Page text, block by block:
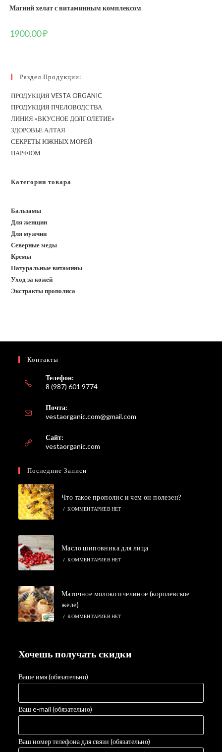
Магний хелат с витаминным комплексом
1900,00₽
Раздел Продукции:
ПРОДУКЦИЯ VESTA ORGANIC
ПРОДУКЦИЯ ПЧЕЛОВОДСТВА
ЛИНИЯ «ВКУСНОЕ ДОЛГОЛЕТИЕ»
ЗДОРОВЬЕ АЛТАЯ
СЕКРЕТЫ ЮЖНЫХ МОРЕЙ
ПАРФЮМ
Категории товара
Бальзамы
Для женщин
Для мужчин
Северные меды
Кремы
Натуральные витамины
Уход за кожей
Экстракты прополиса
Контакты
Телефон:
8 (987) 601 9774
Почта:
vestaorganic.com@gmail.com
Сайт:
vestaorganic.com
Последние Записи
Что такое прополис и чем он полезен?
/ КОММЕНТАРИЕВ НЕТ
Масло шиповника для лица
/ КОММЕНТАРИЕВ НЕТ
Маточное молоко пчелиное (королевское
желе)
/ КОММЕНТАРИЕВ НЕТ
Хочешь получать скидки
Ваше имя (обязательно)
Ваш e-mail (обязательно)
Ваш номер телефона для связи (обязательно)